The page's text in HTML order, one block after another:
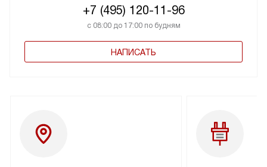
+7 (495) 120-11-96
с 08:00 до 17:00 по будням
НАПИСАТЬ